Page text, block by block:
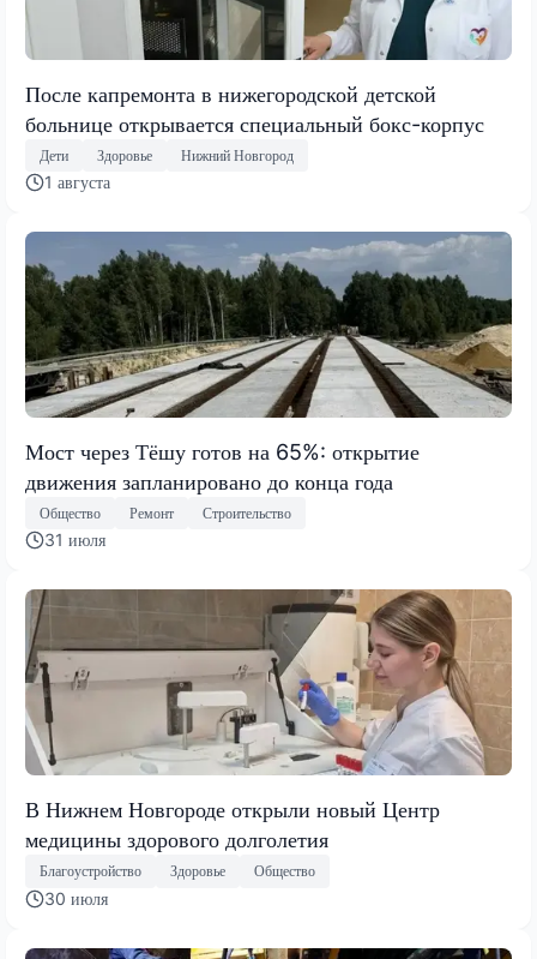
После капремонта в нижегородской детской
больнице открывается специальный бокс-корпус
Дети Здоровье Нижний Новгород
1 августа
Мост через Тёшу готов на 65%: открытие
движения запланировано до конца года
Общество Ремонт Строительство
31 июля
В Нижнем Новгороде открыли новый Центр
медицины здорового долголетия
Благоустройство Здоровье Общество
30 июля